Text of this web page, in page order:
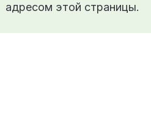
адресом этой страницы.